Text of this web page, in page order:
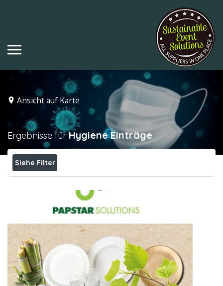
Ansicht auf Karte
Ergebnisse fürHygiene Einträge
Siehe Filter